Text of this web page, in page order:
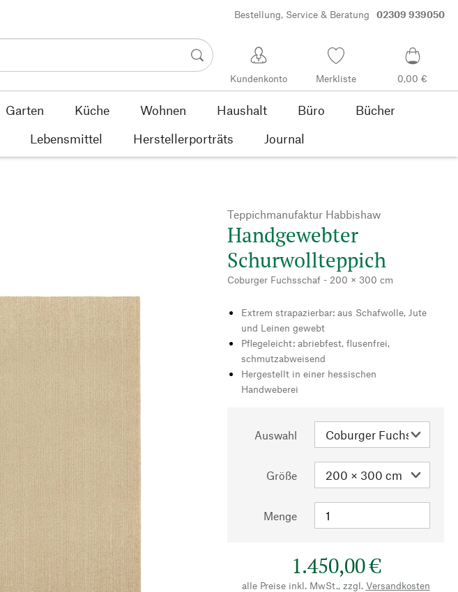
Bestellung, Service & Beratung 02309 939050
Kundenkonto Merkliste 0,00 €
Garten Küche Wohnen Haushalt Büro
Bücher
Lebensmittel Herstellerporträts Journal
Teppichmanufaktur Habbishaw
Handgewebter
Schurwollteppich
Coburger Fuchsschaf - 200 × 300 cm
Extrem strapazierbar: aus Schafwolle, Jute
und Leinen gewebt
Pflegeleicht: abriebfest, flusenfrei,
schmutzabweisend
Hergestellt in einer hessischen
Handweberei
Auswahl
Größe
Menge
1.450,00 €
alle Preise inkl. MwSt., zzgl. Versandkosten